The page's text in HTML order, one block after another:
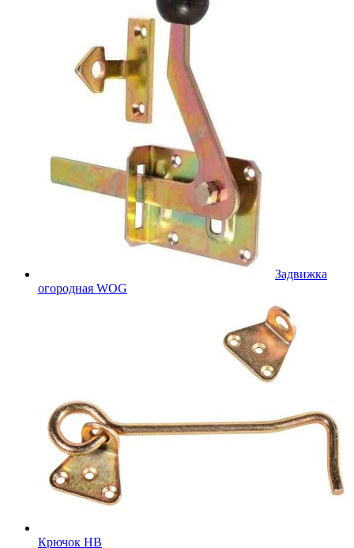
Задвижка
огородная WOG
Крючок HB